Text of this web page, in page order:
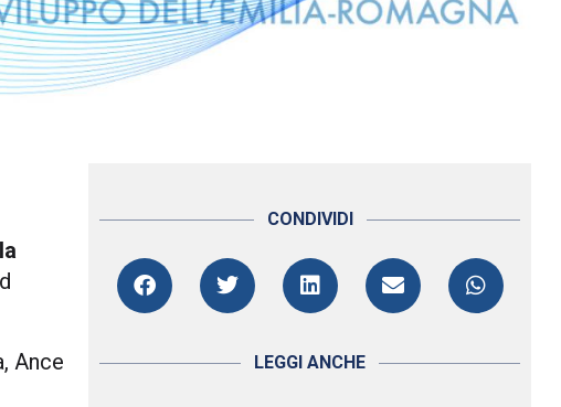
Ance
CONDIVIDI
LEGGI ANCHE